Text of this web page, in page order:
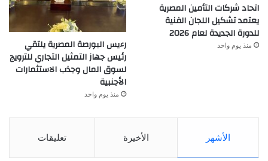
اتحاد شركات التأمين المصرية
يعتمد تشكيل اللجان الفنية
للدورة الجديدة لعام 2026
منذ يوم واحد
رءيس البورصة المصرية يلتقي
رئيس جهاز التمثيل التجاري للترويج
لسوق المال وجذب الاستثمارات
الأجنبية
منذ يوم واحد
الأشهر الأخيرة تعليقات